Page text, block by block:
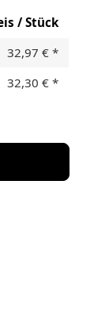
/ Stück
32,97 €*
32,30 €*